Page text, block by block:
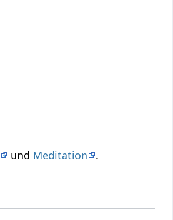
und Meditation .